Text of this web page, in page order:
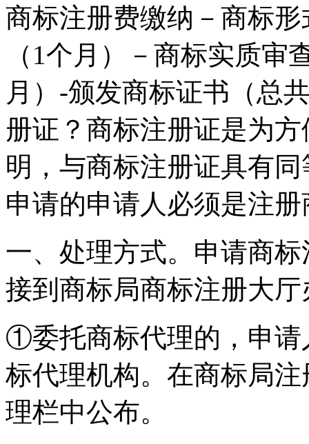
商标注册费缴纳－商标
（1个月）－商标实质审
月）-颁发商标证书（总
册证？商标注册证是为
明，与商标注册证具有
申请的申请人必须是注
一、处理方式。申请商
接到商标局商标注册大厅
①委托商标代理的，申请
标代理机构。在商标局
理栏中公布。